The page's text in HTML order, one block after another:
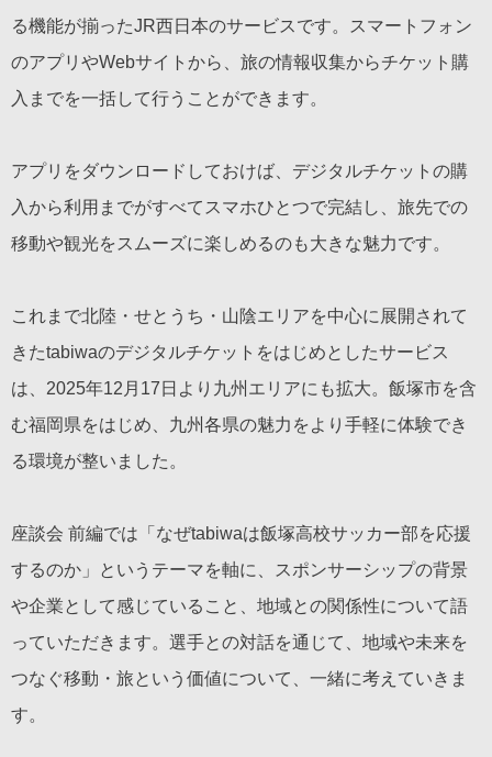
る機能が揃ったJR西日本のサービスです。スマートフォン
のアプリやWebサイトから、旅の情報収集からチケット購
入までを一括して行うことができます。
アプリをダウンロードしておけば、デジタルチケットの購
入から利用までがすべてスマホひとつで完結し、旅先での
移動や観光をスムーズに楽しめるのも大きな魅力です。
これまで北陸・せとうち・山陰エリアを中心に展開されて
きたtabiwaのデジタルチケットをはじめとしたサービス
は、2025年12月17日より九州エリアにも拡大。飯塚市を含
む福岡県をはじめ、九州各県の魅力をより手軽に体験でき
る環境が整いました。
座談会 前編では「なぜtabiwaは飯塚高校サッカー部を応援
するのか」というテーマを軸に、スポンサーシップの背景
や企業として感じていること、地域との関係性について語
っていただきます。選手との対話を通じて、地域や未来を
つなぐ移動・旅という価値について、一緒に考えていきま
す。